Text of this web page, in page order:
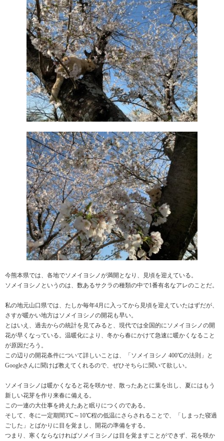
今熊本県では、各地でソメイヨシノが満開となり、見頃を迎えている。
ソメイヨシノというのは、数あるサクラの種類の中で1番有名なアレのことだ。
私の地元山口県では、たしか毎年4月に入ってから見頃を迎えていたはずだが、
さすが暖かい地方はソメイヨシノの開花も早い。
とはいえ、過去からの統計を見てみると、現代では全国的にソメイヨシノの開
花が早くなっている。温暖化により、冬から春にかけて急速に暖かくなること
が原因だろう。
この辺りの開花条件について詳しいことは、「ソメイヨシノ 400℃の法則」と
Googleさんに聞けば教えてくれるので、ぜひそちらに聞いて欲しい。
ソメイヨシノは暖かくなると花を咲かせ、散ったあとに葉を出し、夏にはもう
新しい花芽を作り来春に備える。
この一連の大仕事を終えたあと眠りにつくのである。
そして、冬に一定期間3℃～10℃程の低温にさらされることで、「しまった寝過
ごした」とばかりに目を覚まし、開花の準備をする。
つまり、寒くならなければソメイヨシノは目を覚ますことができず、花を咲か